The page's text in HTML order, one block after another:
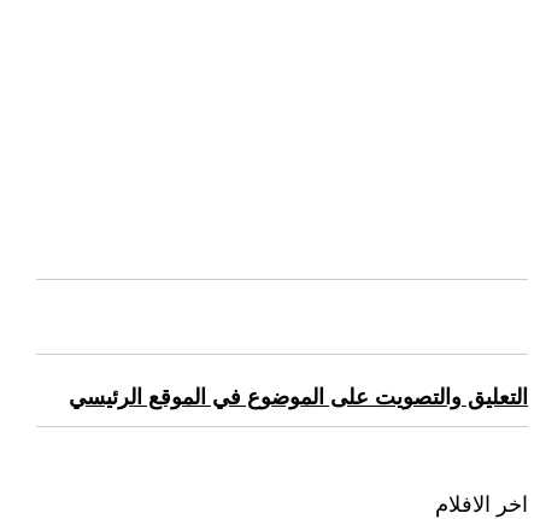
التعليق والتصويت على الموضوع في الموقع الرئيسي
اخر الافلام